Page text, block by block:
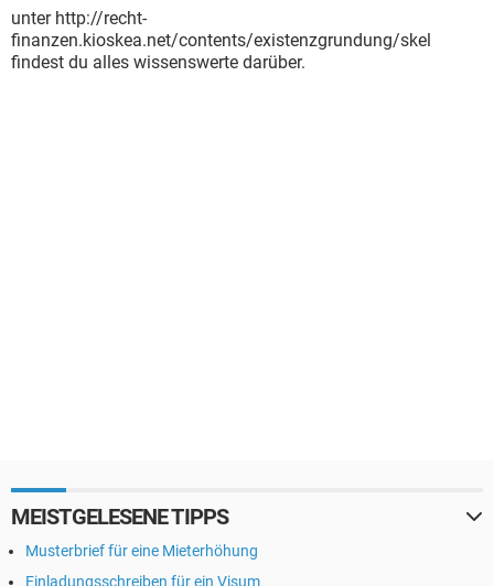
unter http://recht-
finanzen.kioskea.net/contents/existenzgrundung/skel
findest du alles wissenswerte darüber.
MEISTGELESENE TIPPS
Musterbrief für eine Mieterhöhung
Einladungsschreiben für ein Visum